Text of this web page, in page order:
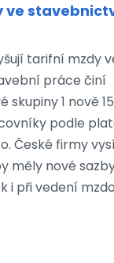
ve
tarifní mzdy
práce činí
1 nově
podle
České firmy
měly nové
i při vedení